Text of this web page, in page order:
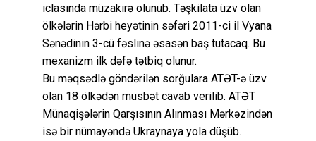
iclasında müzakirə olunub. Təşkilata üzv olan
ölkələrin Hərbi heyətinin səfəri 2011-ci il Vyana
Sənədinin 3-cü fəslinə əsasən baş tutacaq. Bu
mexanizm ilk dəfə tətbiq olunur.
Bu məqsədlə göndərilən sorğulara ATƏT-ə üzv
olan 18 ölkədən müsbət cavab verilib. ATƏT
Münaqişələrin Qarşısının Alınması Mərkəzindən
isə bir nümayəndə Ukraynaya yola düşüb.